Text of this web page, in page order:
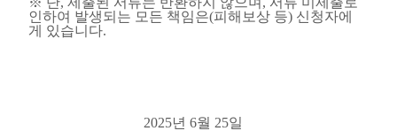
인하여 발생되는 모든 책임은(피해보상 등) 신청자에
게 있습니다.
2025년 6월 25일